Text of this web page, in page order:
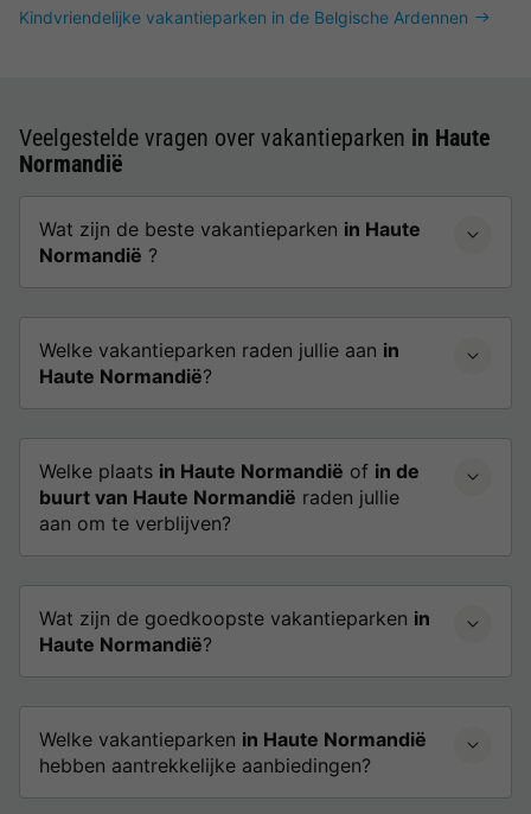
Kindvriendelijke vakantieparken in de Belgische Ardennen
Veelgestelde vragen over vakantieparken in Haute
Normandië
Wat zijn de beste vakantieparken in Haute
Normandië ?
Welke vakantieparken raden jullie aan in
Haute Normandië?
Welke plaats in Haute Normandië of in de
buurt van Haute Normandië raden jullie
aan om te verblijven?
Wat zijn de goedkoopste vakantieparken in
Haute Normandië?
Welke vakantieparken in Haute Normandië
hebben aantrekkelijke aanbiedingen?